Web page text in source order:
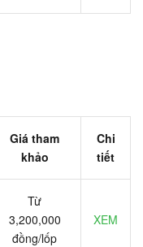
Giá tham
khảo
Chi
tiết
Từ
3,200,000
đồng/lốp
XEM